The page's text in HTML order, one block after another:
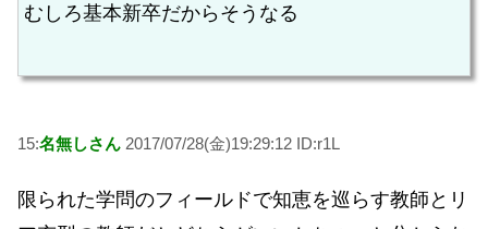
むしろ基本新卒だからそうなる
15:名無しさん 2017/07/28(金)19:29:12 ID:r1L
限られた学問のフィールドで知恵を巡らす教師とリ